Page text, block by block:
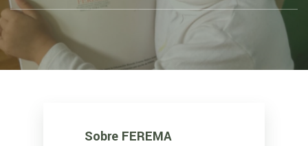
Sobre FEREMA